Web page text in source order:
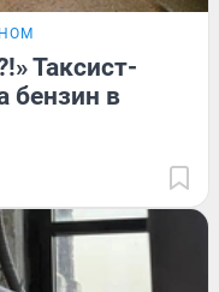
Таксист-
бензин в